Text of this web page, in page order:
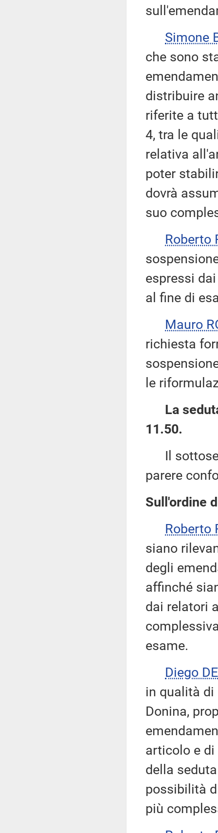
Simone
che sono
distribuire
riferite a
4, tra le
relativa
poter
dovrà
suo
Roberto
espressi
al fine di
Mauro
richiesta
le
La
11.50.
Il
parere
Sull'ordine
Roberto
siano
degli
affinché
dai relatori
esame.
Diego
in qualità di
Donina,
articolo e di
della
possibilità
più